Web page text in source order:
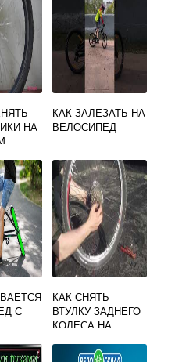
НА
КАК ЗАЛЕЗАТЬ НА
ВЕЛОСИПЕД
С
КАК СНЯТЬ
ВТУЛКУ ЗАДНЕГО
КОЛЕСА НА
ВЕЛОСИПЕДЕ